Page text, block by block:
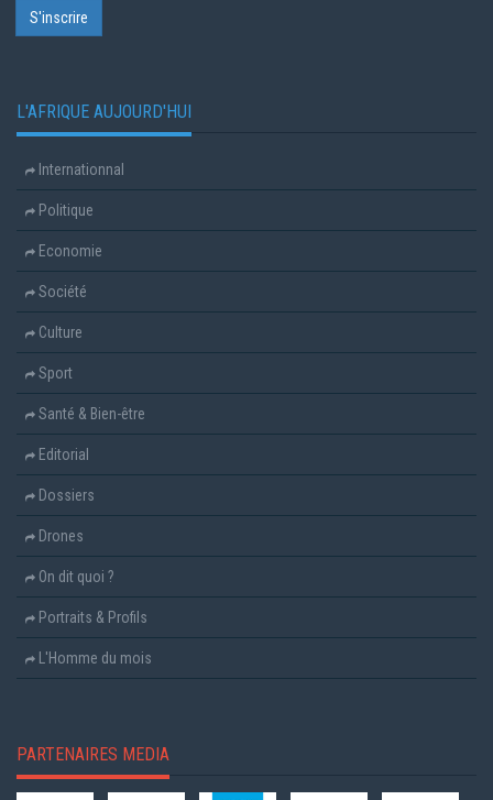
L'AFRIQUE AUJOURD'HUI
Internationnal
Politique
Economie
Société
Culture
Sport
Santé & Bien-être
Editorial
Dossiers
Drones
On dit quoi ?
Portraits & Profils
L'Homme du mois
PARTENAIRES MEDIA